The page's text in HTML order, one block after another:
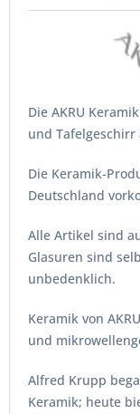
Die AKRU
und Tafelgeschirr
Die Keramik-
Deutschland
Alle Artikel sind
Glasuren sind
unbedenklich.
Keramik von
und mikrowelle
Alfred Krupp
Keramik; heute